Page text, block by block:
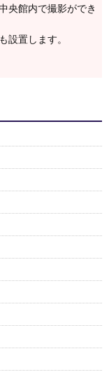
央館内で撮影ができ
置します。